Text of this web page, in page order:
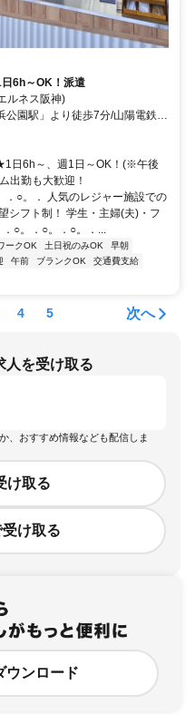
6h～OK！派遣
ルネス阪神)
園駅」より徒歩7分/山陽電鉄本
浦公園駅」より徒歩7分
日6h～、週1日～OK！(※午後
出勤も大歓迎！
○。． 人気のレジャー施設での
シフト制！ 学生・主婦(夫)・フ
○。．○。．○。．...
ークOK 土日祝のみOK
早朝
午前 ブランクOK
交通費支給
4 5 次へ
人を受け取る
、おすすめ情報なども配信しま
け取る
受け取る
ウンロード